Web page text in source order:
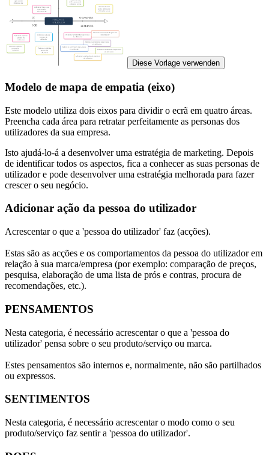
Diese Vorlage verwenden
Modelo de mapa de empatia (eixo)
Este modelo utiliza dois eixos para dividir o ecrã em quatro áreas.
Preencha cada área para retratar perfeitamente as personas dos
utilizadores da sua empresa.
Isto ajudá-lo-á a desenvolver uma estratégia de marketing. Depois
de identificar todos os aspectos, fica a conhecer as suas personas de
utilizador e pode desenvolver uma estratégia melhorada para fazer
crescer o seu negócio.
Adicionar ação da pessoa do utilizador
Acrescentar o que a 'pessoa do utilizador' faz (acções).
Estas são as acções e os comportamentos da pessoa do utilizador em
relação à sua marca/empresa (por exemplo: comparação de preços,
pesquisa, elaboração de uma lista de prós e contras, procura de
recomendações, etc.).
PENSAMENTOS
Nesta categoria, é necessário acrescentar o que a 'pessoa do
utilizador' pensa sobre o seu produto/serviço ou marca.
Estes pensamentos são internos e, normalmente, não são partilhados
ou expressos.
SENTIMENTOS
Nesta categoria, é necessário acrescentar o modo como o seu
produto/serviço faz sentir a 'pessoa do utilizador'.